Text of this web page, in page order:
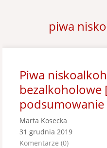
piwa
Piwa
bezalkoholowe
Marta Kosecka
31 grudnia 2019
Komentarze (0)